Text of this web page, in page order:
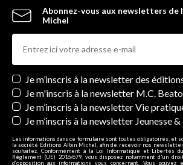
Abonnez-vous aux newsletters de
Michel
Newsletters
Je m’inscris à la newsletter des
Je m'inscris à la newsletter M.C.
Je m’inscris à la newsletter Vie
Je m’inscris à la newsletter Jeunesse
Les informations dans ce formulaire sont toutes obligatoires, et
la société Editions Albin Michel, afin de recevoir nos
souhaitez. Conformément à la Loi Informatique et Libertés
Règlement (UE) 2016/679, vous disposez notamment d'un
d’opposition aux informations vous concernant. Vous